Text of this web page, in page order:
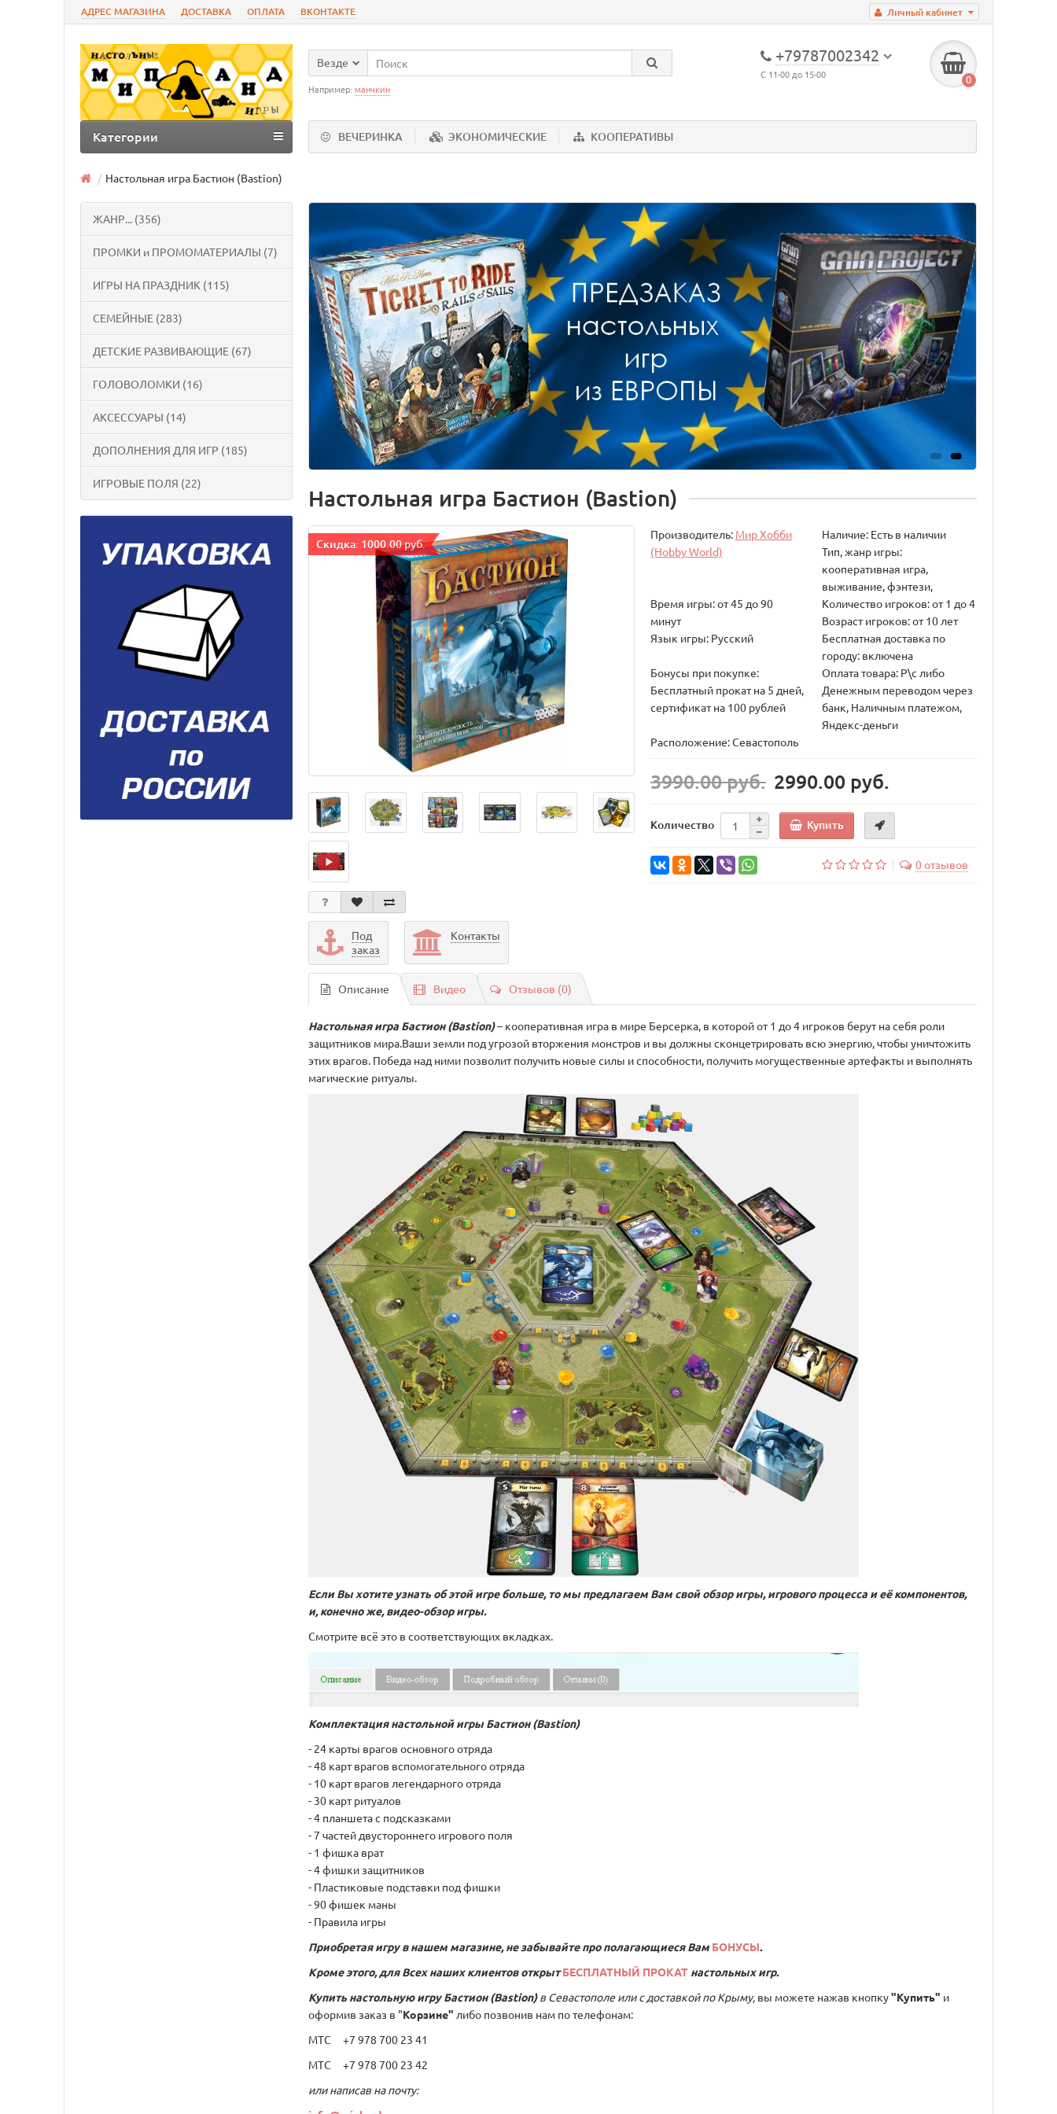
Личный кабинет
АДРЕС МАГАЗИНА ДОСТАВКА ОПЛАТА ВКОНТАКТЕ
+79787002342
С 11-00 до 15-00 0
Везде
Например: манчкин
ВЕЧЕРИНКА ЭКОНОМИЧЕСКИЕ КООПЕРАТИВЫ
Категории
Настольная игра Бастион (Bastion)
ЖАНР... (356)
ПРОМКИ и ПРОМОМАТЕРИАЛЫ (7)
ИГРЫ НА ПРАЗДНИК (115)
СЕМЕЙНЫЕ (283)
ДЕТСКИЕ РАЗВИВАЮЩИЕ (67)
ГОЛОВОЛОМКИ (16)
АКСЕССУАРЫ (14)
ДОПОЛНЕНИЯ ДЛЯ ИГР (185)
ИГРОВЫЕ ПОЛЯ (22)
Настольная игра Бастион (Bastion)
Cкидка: 1000.00 руб.
Производитель: Мир Хобби
(Hobby World)
Наличие: Есть в наличии
Тип, жанр игры:
кооперативная игра,
выживание, фэнтези,
Время игры: от 45 до 90
минут
Количество игроков: от 1 до 4
Возраст игроков: от 10 лет
Язык игры: Русский
Бесплатная доставка по
городу: включена
Бонусы при покупке:
Бесплатный прокат на 5 дней,
сертификат на 100 рублей
Оплата товара: Р\с либо
Денежным переводом через
банк, Наличным платежом,
Яндекс-деньги
Расположение: Севастополь
3990.00 руб. 2990.00 руб.
Количество Купить
0 отзывов
Под
заказ
Контакты
Описание Видео Отзывов (0)
Настольная игра Бастион (Bastion)– кооперативная игра в мире Берсерка, в которой от 1 до 4 игроков берут на себя роли
защитников мира.Ваши земли под угрозой вторжения монстров и вы должны сконцетрировать всю энергию, чтобы уничтожить
этих врагов. Победа над ними позволит получить новые силы и способности, получить могущественные артефакты и выполнять
магические ритуалы.
Если Вы хотите узнать об этой игре больше, то мы предлагаем Вам свой обзор игры, игрового процесса и её компонентов,
и, конечно же, видео-обзор игры.
Смотрите всё это в соответствующих вкладках.
Комплектация настольной игрыБастион (Bastion)
- 24 карты врагов основного отряда
- 48 карт врагов вспомогательного отряда
- 10 карт врагов легендарного отряда
- 30 карт ритуалов
- 4 планшета с подсказками
- 7 частей двустороннего игрового поля
- 1 фишка врат
- 4 фишки защитников
- Пластиковые подставки под фишки
- 90 фишек маны
- Правила игры
Приобретая игру в нашем магазине, не забывайте про полагающиеся Вам БОНУСЫ.
Кроме этого, для Всех наших клиентов открыт БЕСПЛАТНЫЙ ПРОКАТ настольных игр.
Купить настольную игру Бастион (Bastion) в Севастополе или с доставкой по Крыму, вы можете нажав кнопку"Купить" и
оформив заказ в "Корзине" либо позвонив нам по телефонам:
МТС +7 978 700 23 41
МТС +7 978 700 23 42
или написав на почту: